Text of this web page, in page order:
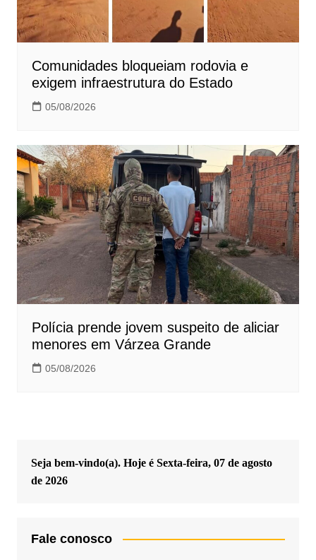
Comunidades bloqueiam rodovia e
exigem infraestrutura do Estado
05/08/2026
Polícia prende jovem suspeito de aliciar
menores em Várzea Grande
05/08/2026
Seja bem-vindo(a). Hoje é Sexta-feira, 07 de agosto
de 2026
Fale conosco